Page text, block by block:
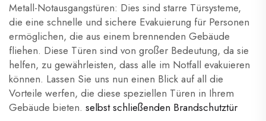
Metall-Notausgangstüren: Dies sind starre Türsysteme,
die eine schnelle und sichere Evakuierung für Personen
ermöglichen, die aus einem brennenden Gebäude
fliehen. Diese Türen sind von großer Bedeutung, da sie
helfen, zu gewährleisten, dass alle im Notfall evakuieren
können. Lassen Sie uns nun einen Blick auf all die
Vorteile werfen, die diese speziellen Türen in Ihrem
Gebäude bieten. selbst schließenden Brandschutztür